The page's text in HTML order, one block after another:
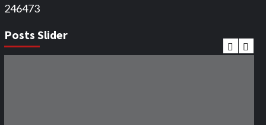
246473
Posts Slider